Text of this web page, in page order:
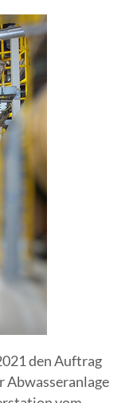
den Auftrag
Abwasseranlage